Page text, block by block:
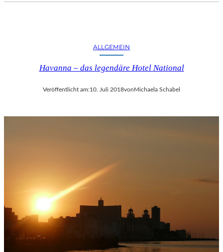
ALLGEMEIN
Havanna – das legendäre Hotel National
Veröffentlicht am:10. Juli 2018vonMichaela Schabel